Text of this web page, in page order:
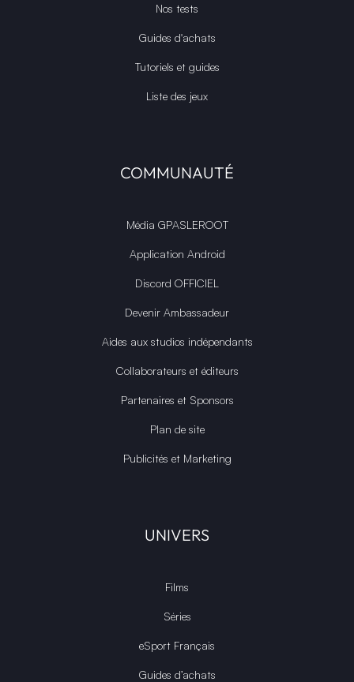
Nos tests
Guides d'achats
Tutoriels et guides
Liste des jeux
COMMUNAUTÉ
Média GPASLEROOT
Application Android
Discord OFFICIEL
Devenir Ambassadeur
Aides aux studios indépendants
Collaborateurs et éditeurs
Partenaires et Sponsors
Plan de site
Publicités et Marketing
UNIVERS
Films
Séries
eSport Français
Guides d’achats